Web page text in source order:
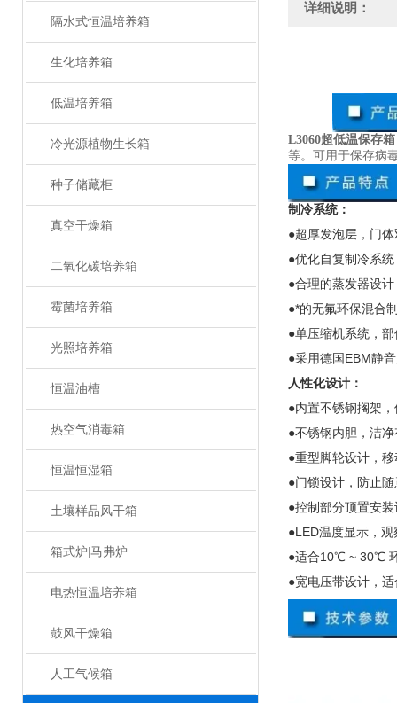
隔水式恒温培养箱
生化培养箱
低温培养箱
冷光源植物生长箱
种子储藏柜
真空干燥箱
二氧化碳培养箱
霉菌培养箱
光照培养箱
恒温油槽
热空气消毒箱
恒温恒湿箱
土壤样品风干箱
箱式炉|马弗炉
电热恒温培养箱
鼓风干燥箱
人工气候箱
详细说明：
L3060超低温保存
等。可用于保存病
制冷系统：
●超厚发泡层，门
●优化自复制冷系
●合理的蒸发器设
●*的无氟环保混合
●单压缩机系统，
●采用德国EBM静
人性化设计：
●内置不锈钢搁架
●不锈钢内胆，洁
●重型脚轮设计，
●门锁设计，防止
●控制部分顶置安
●LED温度显示，
●适合10℃ ~ 30℃
●宽电压带设计，适